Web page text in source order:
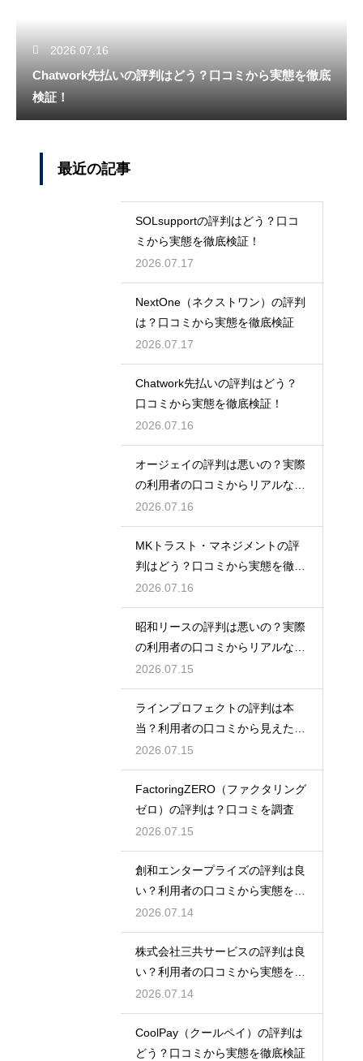
2026.07.16
Chatwork先払いの評判はどう？口コミから実態を徹底
検証！
最近の記事
SOLsupportの評判はどう？口コ
ミから実態を徹底検証！
2026.07.17
NextOne（ネクストワン）の評判
は？口コミから実態を徹底検証
2026.07.17
Chatwork先払いの評判はどう？
口コミから実態を徹底検証！
2026.07.16
オージェイの評判は悪いの？実際
の利用者の口コミからリアルな実
態検証
2026.07.16
MKトラスト・マネジメントの評
判はどう？口コミから実態を徹底
検証！
2026.07.16
昭和リースの評判は悪いの？実際
の利用者の口コミからリアルな実
態検証
2026.07.15
ラインプロフェクトの評判は本
当？利用者の口コミから見えた実
態検証
2026.07.15
FactoringZERO（ファクタリング
ゼロ）の評判は？口コミを調査
2026.07.15
創和エンタープライズの評判は良
い？利用者の口コミから実態を徹
底解説
2026.07.14
株式会社三共サービスの評判は良
い？利用者の口コミから実態を徹
底解説
2026.07.14
CoolPay（クールペイ）の評判は
どう？口コミから実態を徹底検証